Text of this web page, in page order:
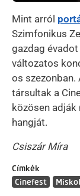
Mint arról
Szimfonikus
gazdag
változatos
os
társultak a
közösen
hangját.
Csiszár Míra
Címkék
Cinefest